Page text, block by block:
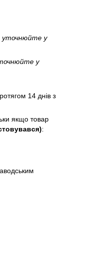
уточнюйте у
у
14 днів з
якщо товар
: